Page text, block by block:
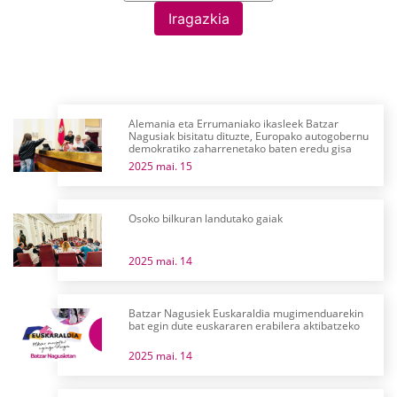
Iragazkia
Alemania eta Errumaniako ikasleek Batzar
Nagusiak bisitatu dituzte, Europako autogobernu
demokratiko zaharrenetako baten eredu gisa
2025 mai. 15
Osoko bilkuran landutako gaiak
2025 mai. 14
Batzar Nagusiek Euskaraldia mugimenduarekin
bat egin dute euskararen erabilera aktibatzeko
2025 mai. 14